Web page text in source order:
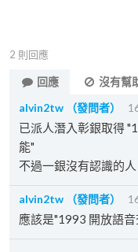
2 則回應
回應
沒有幫
alvin2tw
（發問者）
已派人潛入彰銀取得
能"
不過一銀沒有認識的人
alvin2tw （發問者）
應該是"1993 開放語